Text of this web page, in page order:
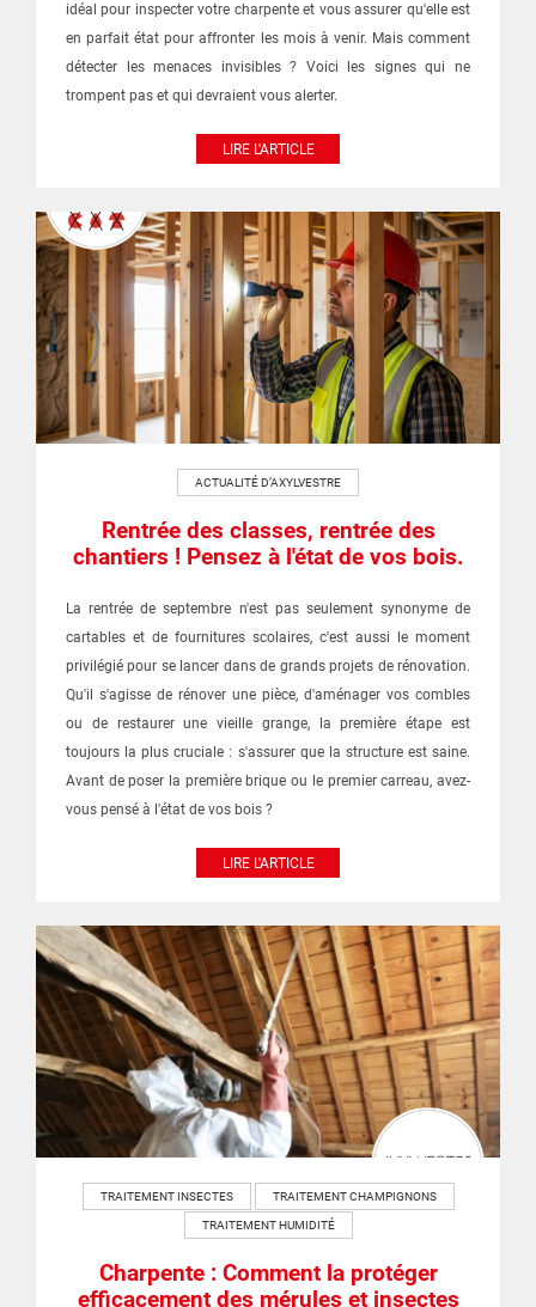
idéal pour inspecter votre charpente et vous assurer qu'elle est
en parfait état pour affronter les mois à venir. Mais comment
détecter les menaces invisibles ? Voici les signes qui ne
trompent pas et qui devraient vous alerter.
LIRE L'ARTICLE
ACTUALITÉ D’AXYLVESTRE
Rentrée des classes, rentrée des
chantiers ! Pensez à l'état de vos bois.
La rentrée de septembre n'est pas seulement synonyme de
cartables et de fournitures scolaires, c'est aussi le moment
privilégié pour se lancer dans de grands projets de rénovation.
Qu'il s'agisse de rénover une pièce, d'aménager vos combles
ou de restaurer une vieille grange, la première étape est
toujours la plus cruciale : s'assurer que la structure est saine.
Avant de poser la première brique ou le premier carreau, avez-
vous pensé à l'état de vos bois ?
LIRE L'ARTICLE
TRAITEMENT INSECTES TRAITEMENT CHAMPIGNONS
TRAITEMENT HUMIDITÉ
Charpente : Comment la protéger
efficacement des mérules et insectes